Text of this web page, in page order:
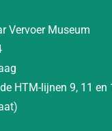
Vervoer Museum
HTM-lijnen 9, 11 en